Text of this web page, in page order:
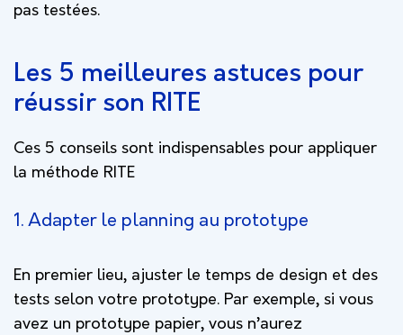
pas testées.
Les 5 meilleures astuces pour
réussir son RITE
Ces 5 conseils sont indispensables pour appliquer
la méthode RITE
1. Adapter le planning au prototype
En premier lieu, ajuster le temps de design et des
tests selon votre prototype. Par exemple, si vous
avez un prototype papier, vous n’aurez